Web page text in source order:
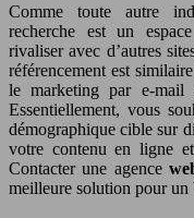
Comme toute autre
recherche est un
rivaliser avec d’autres
référencement est
le marketing par e-mail
Essentiellement, vous
démographique cible sur
votre contenu en ligne
Contacter une agence
meilleure solution pour un